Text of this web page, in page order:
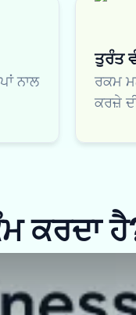
ਨਾਲ
ਤੁਰੰਤ
ਰਕਮ
ਕਰਜ਼ੇ
ਕਰਦਾ